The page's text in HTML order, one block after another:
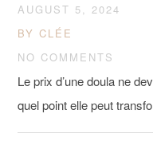
AUGUST 5, 2024
BY CLÉE
NO COMMENTS
Le prix d’une doula ne
quel point elle peut